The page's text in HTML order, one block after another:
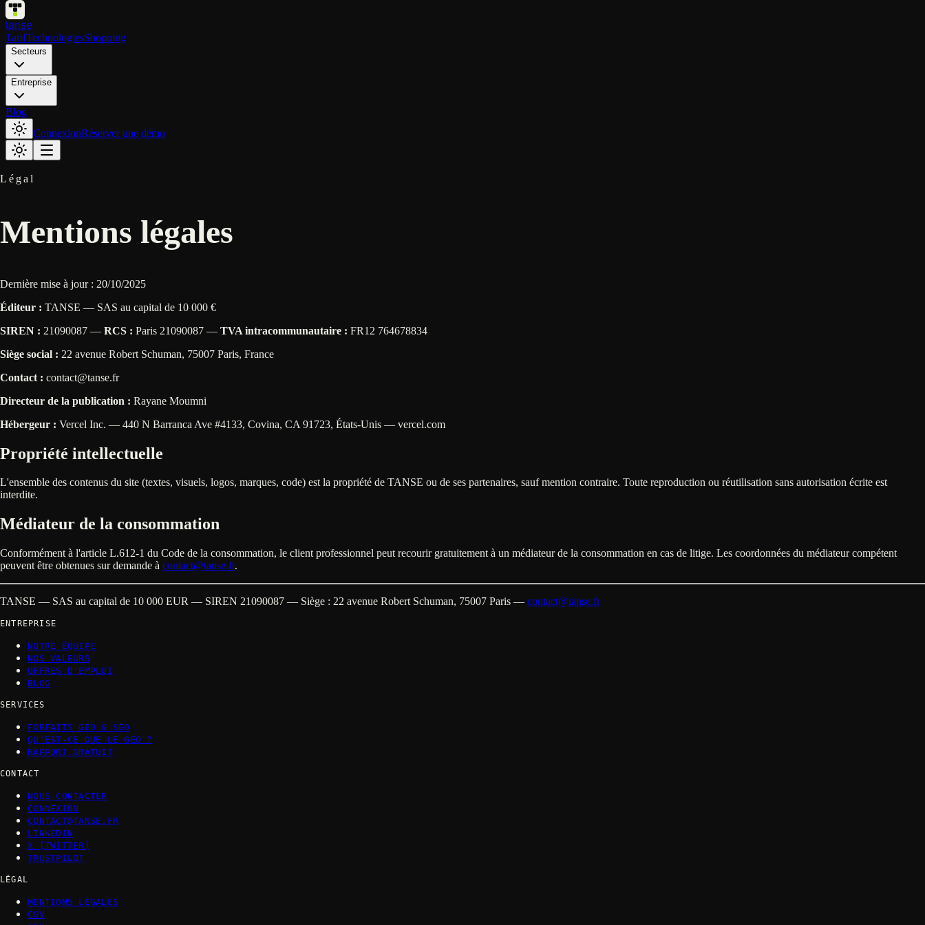
tanse
TarifTechnologiesShopping
Secteurs
Entreprise
Blog
ConnexionRéserver une démo
Légal
Mentions légales
Dernière mise à jour : 20/10/2025
Éditeur : TANSE — SAS au capital de 10 000 €
SIREN : 21090087 — RCS : Paris 21090087 — TVA intracommunautaire : FR12 764678834
Siège social : 22 avenue Robert Schuman, 75007 Paris, France
Contact : contact@tanse.fr
Directeur de la publication : Rayane Moumni
Hébergeur : Vercel Inc. — 440 N Barranca Ave #4133, Covina, CA 91723, États-Unis — vercel.com
Propriété intellectuelle
L'ensemble des contenus du site (textes, visuels, logos, marques, code) est la propriété de TANSE ou de ses partenaires, sauf mention contraire. Toute reproduction ou réutilisation sans autorisation écrite est
interdite.
Médiateur de la consommation
Conformément à l'article L.612-1 du Code de la consommation, le client professionnel peut recourir gratuitement à un médiateur de la consommation en cas de litige. Les coordonnées du médiateur compétent
peuvent être obtenues sur demande à contact@tanse.fr.
TANSE — SAS au capital de 10 000 EUR — SIREN 21090087 — Siège : 22 avenue Robert Schuman, 75007 Paris — contact@tanse.fr
ENTREPRISE
NOTRE ÉQUIPE
NOS VALEURS
OFFRES D'EMPLOI
BLOG
SERVICES
FORFAITS GEO & SEO
QU'EST-CE QUE LE GEO ?
RAPPORT GRATUIT
CONTACT
NOUS CONTACTER
CONNEXION
CONTACT@TANSE.FR
LINKEDIN
X (TWITTER)
TRUSTPILOT
LÉGAL
MENTIONS LÉGALES
CGV